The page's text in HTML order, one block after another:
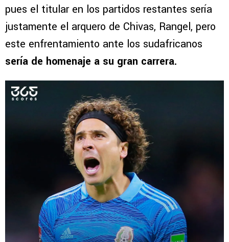
pues el titular en los partidos restantes sería
justamente el arquero de Chivas, Rangel, pero
este enfrentamiento ante los sudafricanos
sería de homenaje a su gran carrera.